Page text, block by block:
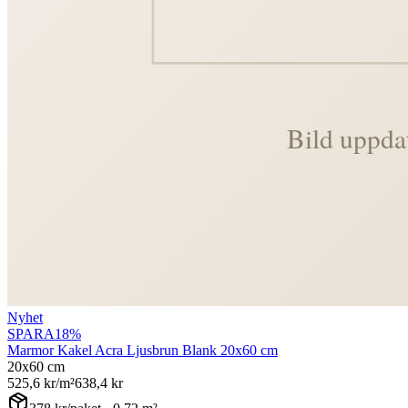
Nyhet
SPARA18%
Marmor Kakel Acra Ljusbrun Blank 20x60 cm
20x60 cm
525,6 kr/m²638,4 kr